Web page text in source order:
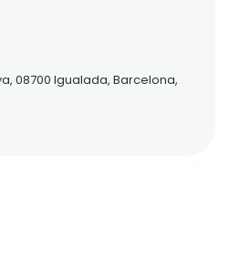
08700 Igualada, Barcelona,